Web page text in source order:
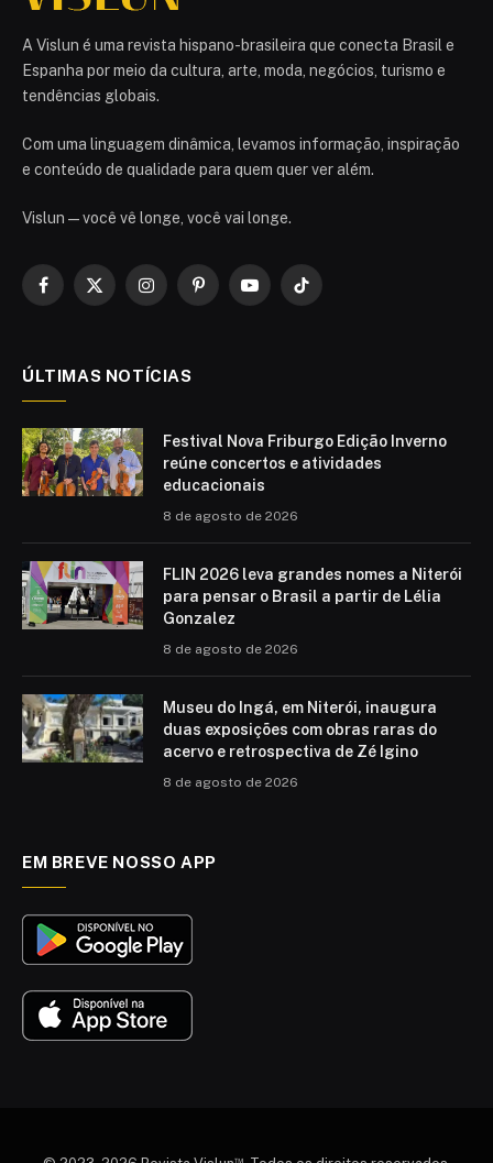
A Vislun é uma revista hispano-brasileira que conecta Brasil e
Espanha por meio da cultura, arte, moda, negócios, turismo e
tendências globais.
Com uma linguagem dinâmica, levamos informação, inspiração
e conteúdo de qualidade para quem quer ver além.
Vislun — você vê longe, você vai longe.
Facebook
X
InstagramPinterestYouTubeTikTok
ÚLTIMAS NOTÍCIAS
Festival Nova Friburgo Edição Inverno
reúne concertos e atividades
educacionais
8 de agosto de 2026
FLIN 2026 leva grandes nomes a Niterói
para pensar o Brasil a partir de Lélia
Gonzalez
8 de agosto de 2026
Museu do Ingá, em Niterói, inaugura
duas exposições com obras raras do
acervo e retrospectiva de Zé Igino
8 de agosto de 2026
EM BREVE NOSSO APP
™